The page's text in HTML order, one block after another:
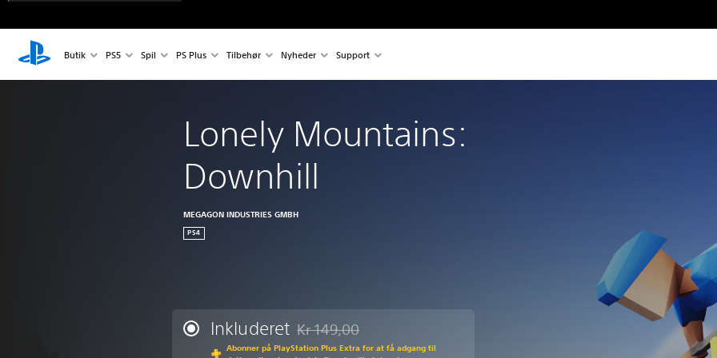
Butik PS5 Spil PS Plus Tilbehør Nyheder Support
Lonely Mountains:
Downhill
MEGAGON INDUSTRIES GMBH
PS4
Inkluderet Nedsat fra den normale pris på Kr 149,00
Kr 149,00
Abonner på PlayStation Plus Extra for at få adgang til